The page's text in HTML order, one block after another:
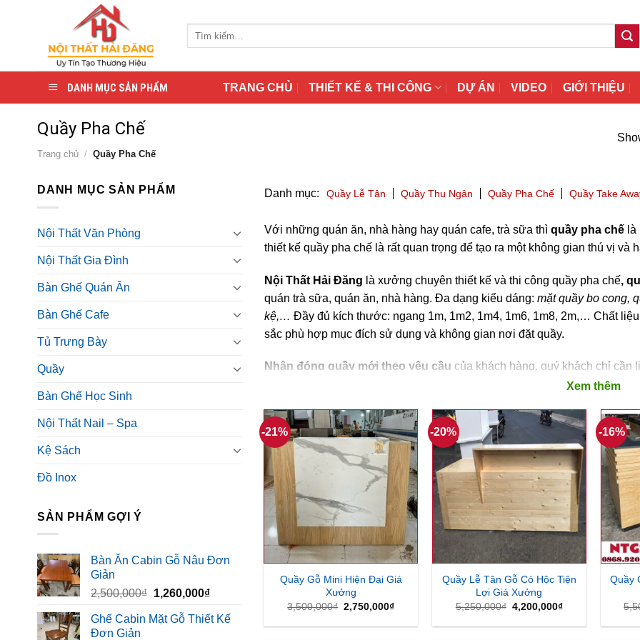
DANH MỤC SẢN PHẨM TRANG CHỦ THIẾT KẾ & THI CÔNG DỰ ÁN VIDEO GIỚI THIỆU
Quầy Pha Chế
Trang chủ / Quầy Pha Chế
DANH MỤC SẢN PHẨM
Nội Thất Văn Phòng
Nội Thất Gia Đình
Bàn Ghế Quán Ăn
Bàn Ghế Cafe
Tủ Trưng Bày
Quầy
Bàn Ghế Học Sinh
Nội Thất Nail – Spa
Kệ Sách
Đồ Inox
SẢN PHẨM GỢI Ý
Bàn Ăn Cabin Gỗ Nâu Đơn
Giản
2,500,000₫ Giá
là:
1,260,000₫Giá
tại
Ghế Cabin Mặt Gỗ Thiết Kế
Đơn Giản
Danh mục: Quầy Lễ Tân Quầy Thu Ngân Quầy Pha Chế Quầy Take
Với những quán ăn, nhà hàng hay quán cafe, trà sữa thì quầy pha chếlà
thiết kế quầy pha chế là rất quan trọng để tạo ra một không gian thú vị và
Nội Thất Hải Đăng là xưởng chuyên thiết kế và thi công quầy pha chế,
quán trà sữa, quán ăn, nhà hàng. Đa dạng kiểu dáng: mặt quầy bo cong,
kệ,… Đầy đủ kích thước: ngang 1m, 1m2, 1m4, 1m6, 1m8, 2m,… Chất
sắc phù hợp mục đích sử dụng và không gian nơi đặt quầy.
Nhận đóng quầy mới theo yêu cầu của khách hàng, quý khách chỉ cần
chúng tôi có thể hoàn thành sản phẩm trong thời gian sớm nhất. Hỗ trợ
Xem thêm
-21%
Quầy Gỗ Mini Hiện Đại Giá
Xưởng
3,500,000₫ Giá
là:
2,750,000₫Giá
tại
-20%
Quầy Lễ Tân Gỗ Có Hộc Tiện
Lợi Giá Xưởng
5,250,000₫ Giá
là:
4,200,000₫Giá
tại
-16%
Quầy